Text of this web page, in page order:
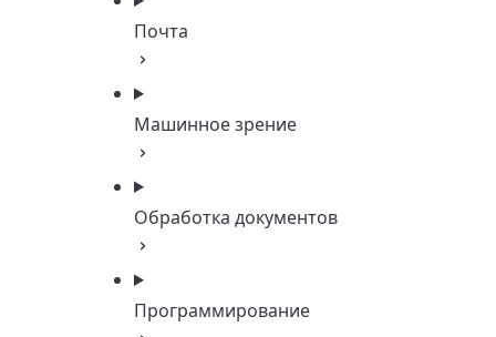
Почта
Машинное зрение
Обработка документов
Программирование